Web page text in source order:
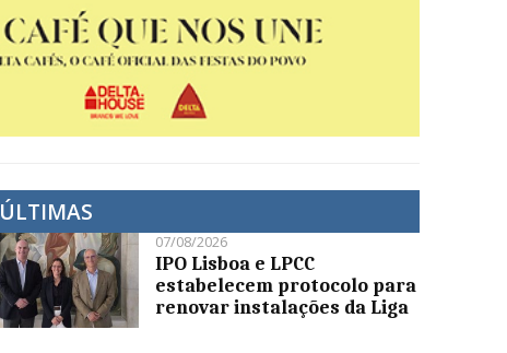
ÚLTIMAS
07/08/2026
IPO Lisboa e LPCC
estabelecem protocolo para
renovar instalações da Liga